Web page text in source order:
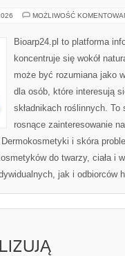
MOŻLIWOŚĆ
Bioarp24.pl to platforma
koncentruje się wokół
może być rozumiana jako
dla osób, które interesują
składnikach roślinnych.
rosnące zainteresowanie
i skóra
do twarzy, ciała i
jak i